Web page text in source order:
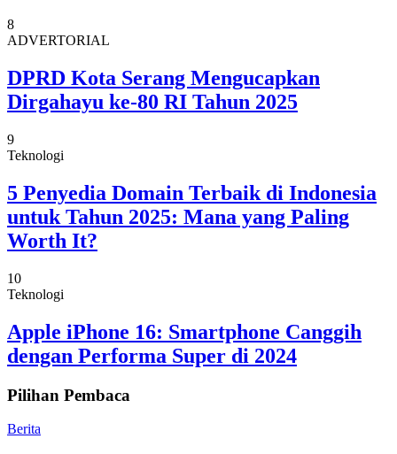
8
ADVERTORIAL
DPRD Kota Serang Mengucapkan
Dirgahayu ke-80 RI Tahun 2025
9
Teknologi
5 Penyedia Domain Terbaik di Indonesia
untuk Tahun 2025: Mana yang Paling
Worth It?
10
Teknologi
Apple iPhone 16: Smartphone Canggih
dengan Performa Super di 2024
Pilihan Pembaca
Berita